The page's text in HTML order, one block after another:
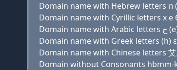
Domain name with Cyrillic letters х e
Domain name with Greek letters (h)
Domain name with Chinese letters 艾
Domain without Consonants